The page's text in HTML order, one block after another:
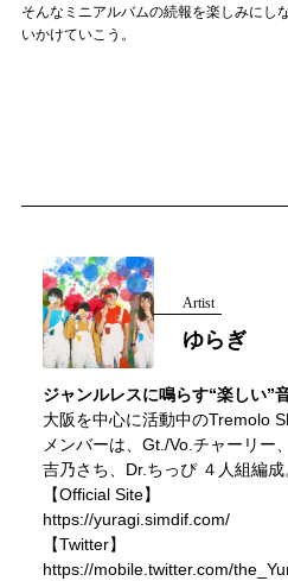
そんなミニアルバムの続報を楽しみにし
いかけていこう。
Artist
ゆらぎ
ジャンルレスに鳴らす“楽しい”
大阪を中心に活動中のTremolo
メンバーは、Gt./Vo.チャーリー
吉乃さち、Dr.ちっぴ ４人組編成
【Official Site】
https://yuragi.simdif.com/
【Twitter】
https://mobile.twitter.com/